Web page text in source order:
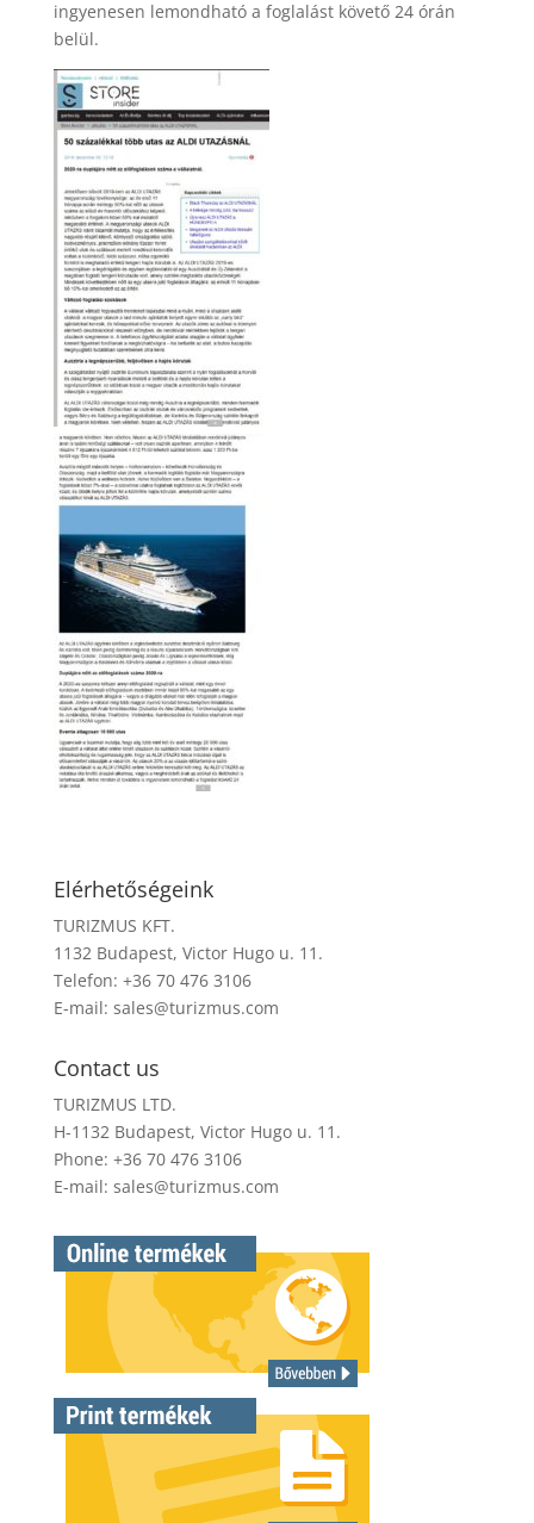
ingyenesen lemondható a foglalást követő 24 órán
belül.
Elérhetőségeink
TURIZMUS KFT.
1132 Budapest, Victor Hugo u. 11.
Telefon: +36 70 476 3106
E-mail: sales@turizmus.com
Contact us
TURIZMUS LTD.
H-1132 Budapest, Victor Hugo u. 11.
Phone: +36 70 476 3106
E-mail: sales@turizmus.com